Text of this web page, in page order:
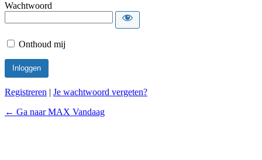
Wachtwoord
Onthoud mij
Registreren | Je wachtwoord vergeten?
← Ga naar MAX Vandaag